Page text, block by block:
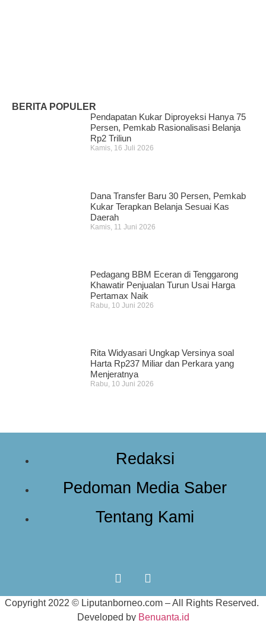
BERITA POPULER
Pendapatan Kukar Diproyeksi Hanya 75
Persen, Pemkab Rasionalisasi Belanja
Rp2 Triliun
Kamis, 16 Juli 2026
Dana Transfer Baru 30 Persen, Pemkab
Kukar Terapkan Belanja Sesuai Kas
Daerah
Kamis, 11 Juni 2026
Pedagang BBM Eceran di Tenggarong
Khawatir Penjualan Turun Usai Harga
Pertamax Naik
Rabu, 10 Juni 2026
Rita Widyasari Ungkap Versinya soal
Harta Rp237 Miliar dan Perkara yang
Menjeratnya
Rabu, 10 Juni 2026
Redaksi
Pedoman Media Saber
Tentang Kami
Copyright 2022 © Liputanborneo.com – All Rights Reserved.
Developed by Benuanta.id